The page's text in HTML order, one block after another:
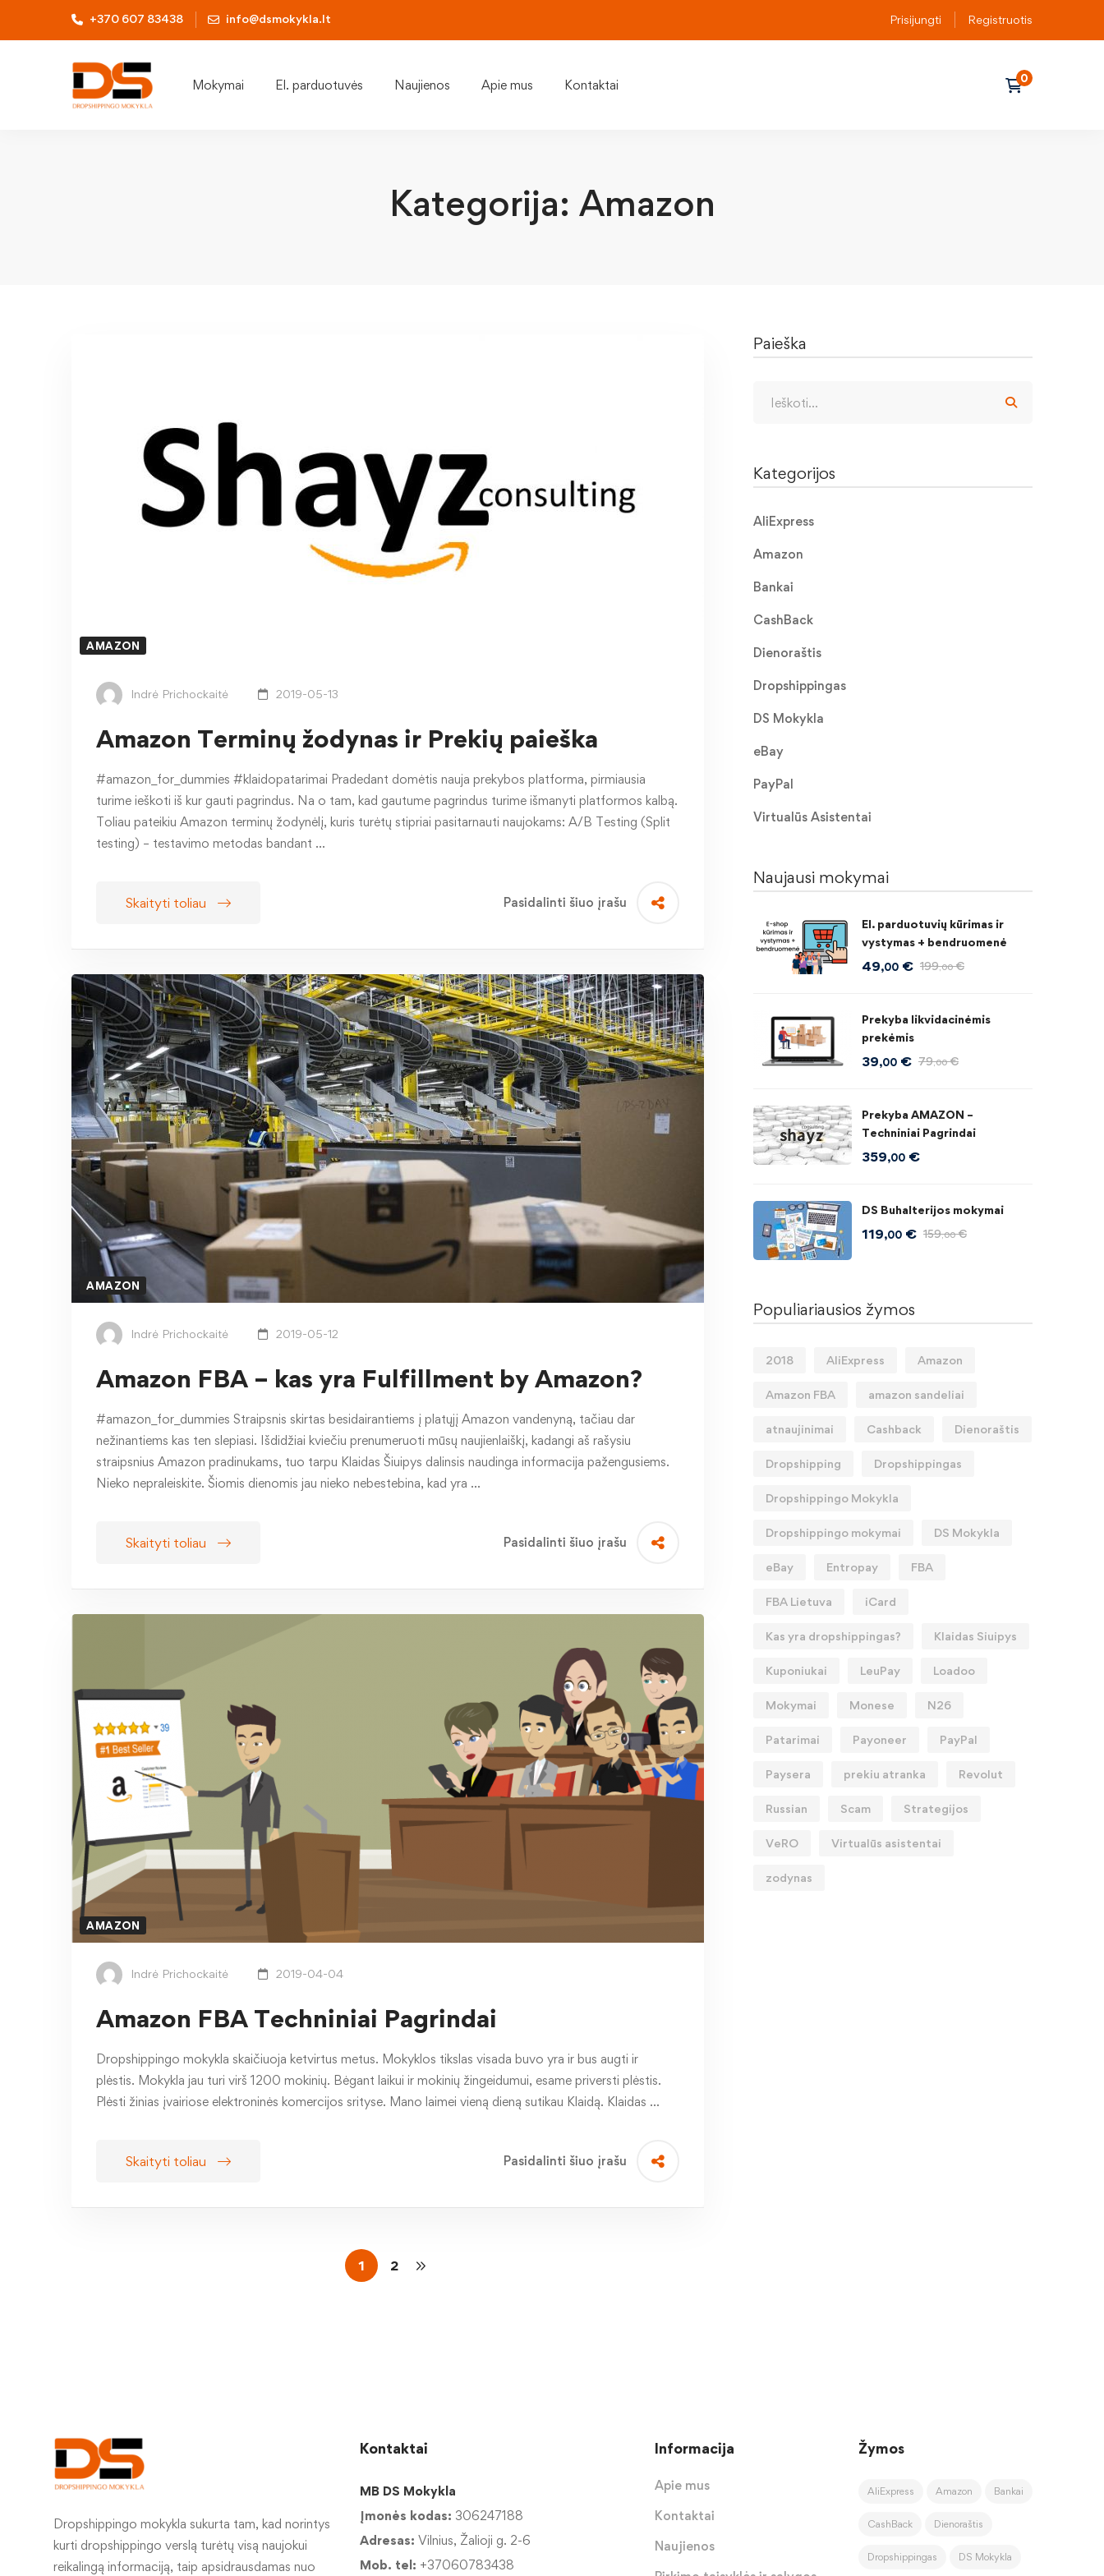
+370 607 83438 info@dsmokykla.lt Prisijungti Registruotis
Mokymai El. parduotuvės Naujienos Apie mus Kontaktai
Kategorija: Amazon
AMAZON
Indrė Prichockaitė 2019-05-13
Amazon Terminų žodynas ir Prekių paieška
#amazon_for_dummies #klaidopatarimai Pradedant domėtis nauja prekybos platforma, pirmiausia
turime ieškoti iš kur gauti pagrindus. Na o tam, kad gautume pagrindus turime išmanyti platformos kalbą.
Toliau pateikiu Amazon terminų žodynėlį, kuris turėtų stipriai pasitarnauti naujokams: A/B Testing (Split
testing) – testavimo metodas bandant …
Skaityti toliau Pasidalinti šiuo įrašu
AMAZON
Indrė Prichockaitė 2019-05-12
Amazon FBA – kas yra Fulfillment by Amazon?
#amazon_for_dummies Straipsnis skirtas besidairantiems į platųjį Amazon vandenyną, tačiau dar
nežinantiems kas ten slepiasi. Išdidžiai kviečiu prenumeruoti mūsų naujienlaiškį, kadangi aš rašysiu
straipsnius Amazon pradinukams, tuo tarpu Klaidas Šiuipys dalinsis naudinga informacija pažengusiems.
Nieko nepraleiskite. Šiomis dienomis jau nieko nebestebina, kad yra …
Skaityti toliau Pasidalinti šiuo įrašu
AMAZON
Indrė Prichockaitė 2019-04-04
Amazon FBA Techniniai Pagrindai
Dropshippingo mokykla skaičiuoja ketvirtus metus. Mokyklos tikslas visada buvo yra ir bus augti ir
plėstis. Mokykla jau turi virš 1200 mokinių. Bėgant laikui ir mokinių žingeidumui, esame priversti plėstis.
Plėsti žinias įvairiose elektroninės komercijos srityse. Mano laimei vieną dieną sutikau Klaidą. Klaidas …
Skaityti toliau Pasidalinti šiuo įrašu
1 2
Paieška
Kategorijos
AliExpress
Amazon
Bankai
CashBack
Dienoraštis
Dropshippingas
DS Mokykla
eBay
PayPal
Virtualūs Asistentai
Naujausi mokymai
El. parduotuvių kūrimas ir
vystymas + bendruomenė
49,00 € 199,00 €
Prekyba likvidacinėmis
prekėmis
39,00 € 79,00 €
Prekyba AMAZON –
Techniniai Pagrindai
359,00 €
DS Buhalterijos mokymai
119,00 € 159,00 €
Populiariausios žymos
2018 AliExpress Amazon
Amazon FBA amazon sandeliai
atnaujinimai Cashback Dienoraštis
Dropshipping Dropshippingas
Dropshippingo Mokykla
Dropshippingo mokymai DS Mokykla
eBay Entropay FBA
FBA Lietuva iCard
Kas yra dropshippingas? Klaidas Siuipys
Kuponiukai LeuPay Loadoo
Mokymai Monese N26
Patarimai Payoneer PayPal
Paysera prekiu atranka Revolut
Russian Scam Strategijos
VeRO Virtualūs asistentai
zodynas
Dropshippingo mokykla sukurta tam, kad norintys
kurti dropshippingo verslą turėtų visą naujokui
reikalingą informaciją, taip apsidrausdamas nuo
Kontaktai
MB DS Mokykla
Įmonės kodas: 306247188
Adresas: Vilnius, Žalioji g. 2-6
Mob. tel: +37060783438
Informacija
Apie mus
Kontaktai
Naujienos
Žymos
AliExpress Amazon Bankai
CashBack Dienoraštis
Dropshippingas DS Mokykla